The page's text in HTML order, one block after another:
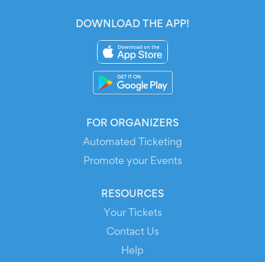
FOR ORGANIZERS
Automated Ticketing
Promote your Events
RESOURCES
Your Tickets
Contact Us
Help
DOWNLOAD THE APP!